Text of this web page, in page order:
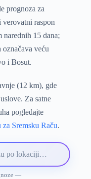
prognoza za
verovatni raspon
narednih 15 dana;
označava veću
i Bosut.
(12 km), gde
Za satne
pogledajte
Sremsku Raču.
—